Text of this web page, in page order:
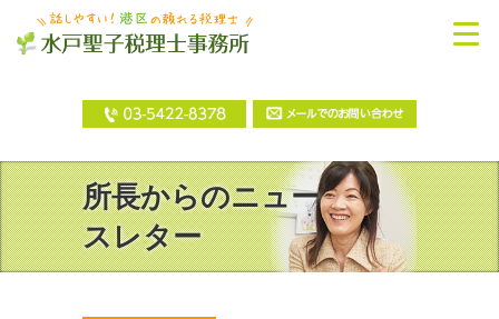
所長からのニュー
スレター